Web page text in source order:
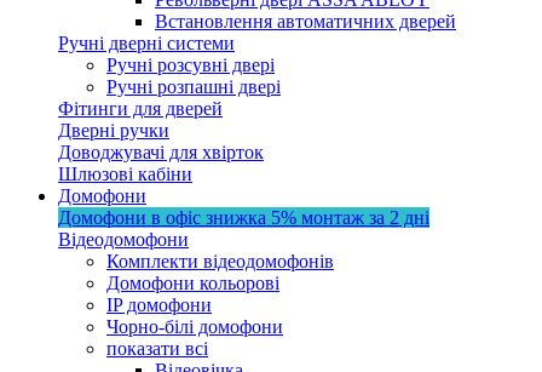
Встановлення автоматичних дверей
Ручні дверні системи
Ручні розсувні двері
Ручні розпашні двері
Фітинги для дверей
Дверні ручки
Доводжувачі для хвірток
Шлюзові кабіни
Домофони
Домофони в офіс знижка 5% монтаж за 2 дні
Відеодомофони
Комплекти відеодомофонів
Домофони кольорові
IP домофони
Чорно-білі домофони
показати всі